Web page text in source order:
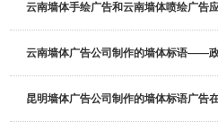
云南墙体手绘广告和云南墙体喷绘广告